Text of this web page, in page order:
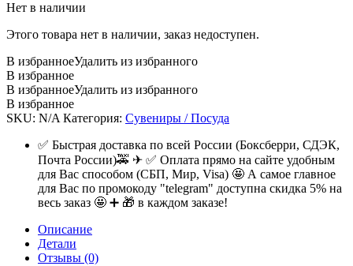
Нет в наличии
Этого товара нет в наличии, заказ недоступен.
В избранноеУдалить из избранного
В избранное
В избранноеУдалить из избранного
В избранное
SKU: N/A Категория: Сувениры / Посуда
✅ Быстрая доставка по всей России (Боксберри, СДЭК,
Почта России)🚕 ✈ ✅ Оплата прямо на сайте удобным
для Вас способом (СБП, Мир, Visa) 🤩 А самое главное
для Вас по промокоду "telegram" доступна скидка 5% на
весь заказ 🤩 ➕ 🎁 в каждом заказе!
Описание
Детали
Отзывы (0)